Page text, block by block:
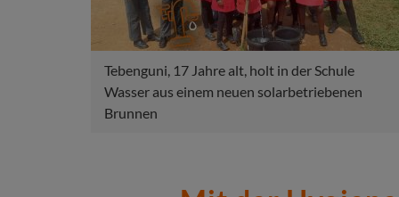
Tebenguni, 17 Jahre alt, holt in der Schule
Wasser aus einem neuen solarbetriebenen
Brunnen